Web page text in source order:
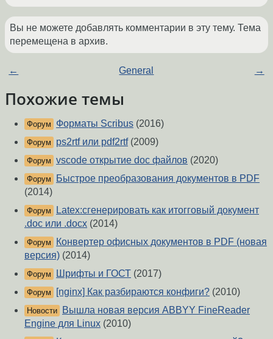
Вы не можете добавлять комментарии в эту тему. Тема
перемещена в архив.
← General →
Похожие темы
Форум Форматы Scribus (2016)
Форум ps2rtf или pdf2rtf(2009)
Форум vscode открытие doc файлов (2020)
Форум
Быстрое преобразования документов в PDF
(2014)
Форум
Latex:сгенерировать как итогговый документ
.doc или .docx (2014)
Форум
Конвертер офисных документов в PDF (новая
версия) (2014)
Форум Шрифты и ГОСТ (2017)
Форум [nginx] Как разбираются конфиги? (2010)
Новости
Вышла новая версия ABBYY FineReader
Engine для Linux (2010)